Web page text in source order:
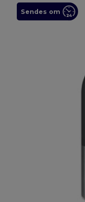
Sendes om